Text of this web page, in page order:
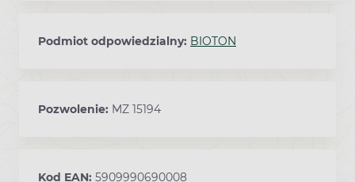
Podmiot odpowiedzialny: BIOTON
Pozwolenie: MZ 15194
Kod EAN: 5909990690008